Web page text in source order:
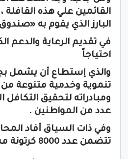
القائمين علي هذه القافلة
البارز الذي يقوم به
في تقديم الرعاية والدعم
احتياجاً
والذي إستطاع أن يشمل
تنموية وخدمية متنوعة من
ومبادراته لتحقيق التكافل
عدد من المواطنين .
وفي ذات السياق أفاد
تتضمن عدد 8000 كرتونة مساعدات غذائية ،